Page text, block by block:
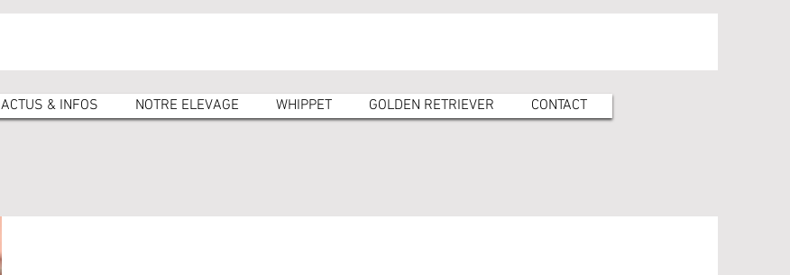
ACTUS & INFOS NOTRE ELEVAGE WHIPPET GOLDEN RETRIEVER CONTACT